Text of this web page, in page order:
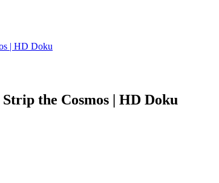
| HD Doku
the Cosmos | HD Doku